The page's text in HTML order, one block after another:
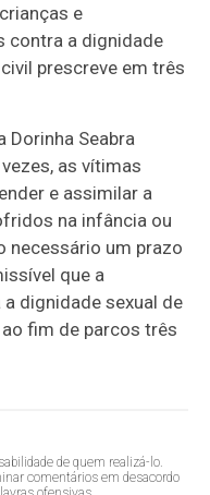
e
contra a dignidade
prescreve em três
Dorinha Seabra
as vítimas
e assimilar a
na infância ou
necessário um prazo
que a
dignidade sexual de
fim de parcos três
de quem realizá-lo.
comentários em desacordo